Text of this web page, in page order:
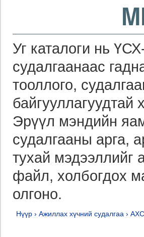
Уг каталоги нь
судалгаанаас
тооллого,
Эрүүл мэндийн
судалгааны арга,
тухай мэдээллийг
файл, холбогдох
олгоно.
Нүүр › Ажиллах хүчний судалгаа ›